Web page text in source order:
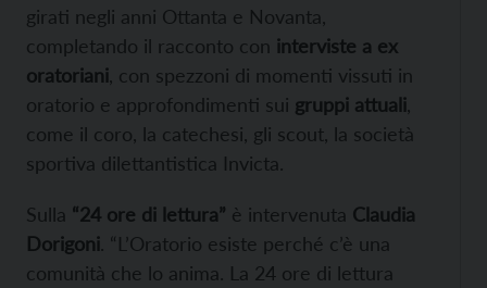
girati negli anni Ottanta e Novanta,
completando il racconto con interviste a ex
oratoriani , con spezzoni di momenti vissuti in
oratorio e approfondimenti sui gruppi attuali
come il coro, la catechesi, gli scout, la società
sportiva dilettantistica Invicta.
Sulla “24 ore di lettura” è intervenuta Claudia
Dorigoni. “L’Oratorio esiste perché c’è una
comunità che lo anima. La 24 ore di lettura